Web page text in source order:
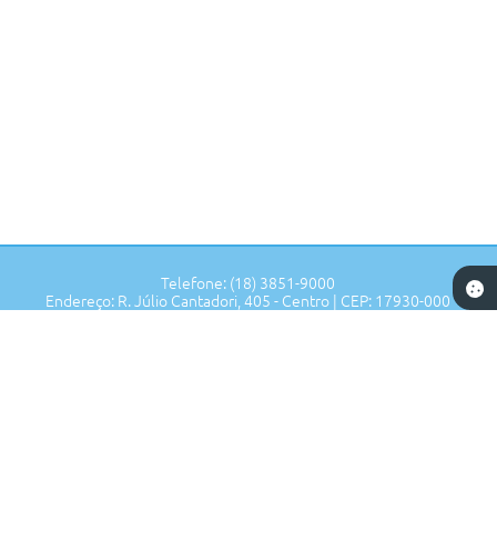
Telefone: (18) 3851-9000
Endereço: R. Júlio Cantadori, 405 - Centro | CEP: 17930-000